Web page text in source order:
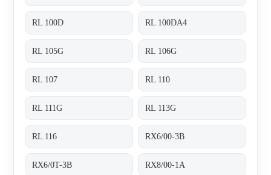
RL 100D RL 100DA4
RL 105G RL 106G
RL 107 RL 110
RL 111G RL 113G
RL 116 RX6/00-3B
RX6/0T-3B RX8/00-1A